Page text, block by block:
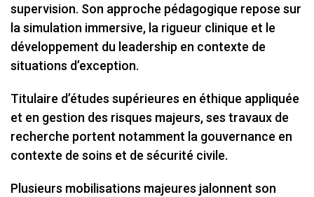
supervision. Son approche pédagogique repose sur
la simulation immersive, la rigueur clinique et le
développement du leadership en contexte de
situations d’exception.
Titulaire d’études supérieures en éthique appliquée
et en gestion des risques majeurs, ses travaux de
recherche portent notamment la gouvernance en
contexte de soins et de sécurité civile.
Plusieurs mobilisations majeures jalonnent son